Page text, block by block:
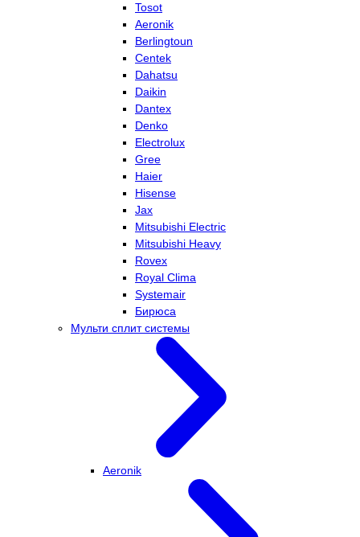
Tosot
Aeronik
Berlingtoun
Centek
Dahatsu
Daikin
Dantex
Denko
Electrolux
Gree
Haier
Hisense
Jax
Mitsubishi Electric
Mitsubishi Heavy
Rovex
Royal Clima
Systemair
Бирюса
Мульти сплит системы
Aeronik